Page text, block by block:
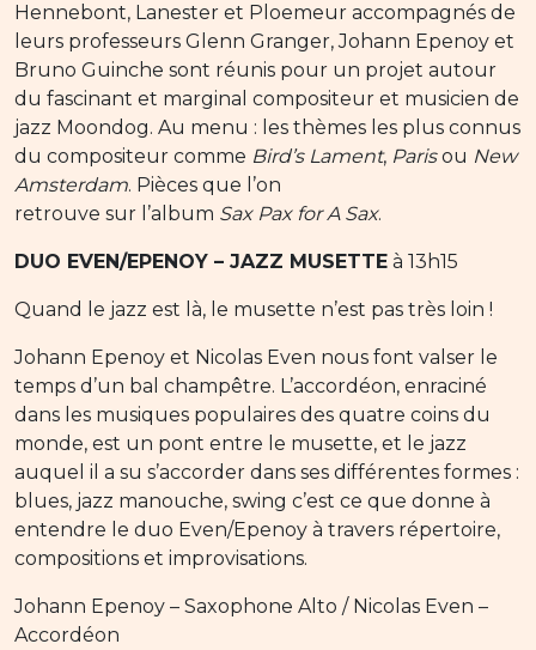
Hennebont, Lanester et Ploemeur accompagnés de
leurs professeurs Glenn Granger, Johann Epenoy et
Bruno Guinche sont réunis pour un projet autour
du fascinant et marginal compositeur et musicien de
jazz Moondog. Au menu : les thèmes les plus connus
du compositeur comme Bird’s Lament, Parisou New
Amsterdam. Pièces que l’on
retrouve sur l’album Sax Pax for A Sax.
DUO EVEN/EPENOY – JAZZ MUSETTE à 13h15
Quand le jazz est là, le musette n’est pas très loin !
Johann Epenoy et Nicolas Even nous font valser le
temps d’un bal champêtre. L’accordéon, enraciné
dans les musiques populaires des quatre coins du
monde, est un pont entre le musette, et le jazz
auquel il a su s’accorder dans ses différentes formes :
blues, jazz manouche, swing c’est ce que donne à
entendre le duo Even/Epenoy à travers répertoire,
compositions et improvisations.
Johann Epenoy – Saxophone Alto / Nicolas Even –
Accordéon